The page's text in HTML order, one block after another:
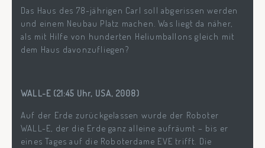
Das Haus des 78-jährigen Carl soll abgerissen werden
und einem Neubau Platz machen. Was liegt da näher,
als mit Hilfe von hunderten Heliumballons gleich mit
dem Haus davonzufliegen?
WALL-E (21:45 Uhr, USA, 2008)
Auf der Erde zurückgelassen wurde der Roboter
WALL-E, der die Erde ganz alleine aufräumt – bis er
eines Tages auf die Roboterdame EVE trifft. Die